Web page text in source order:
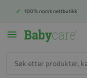
100% norsk nettbutikk